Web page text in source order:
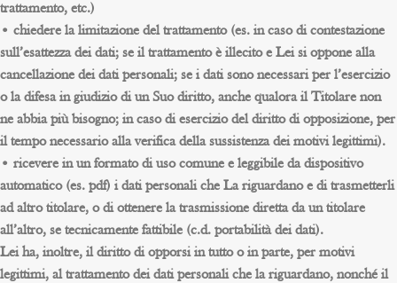
trattamento, etc.)
• chiedere la limitazione del trattamento (es. in caso di contestazione
sull’esattezza dei dati; se il trattamento è illecito e Lei si oppone alla
cancellazione dei dati personali; se i dati sono necessari per l’esercizio
o la difesa in giudizio di un Suo diritto, anche qualora il Titolare non
ne abbia più bisogno; in caso di esercizio del diritto di opposizione, per
il tempo necessario alla verifica della sussistenza dei motivi legittimi).
• ricevere in un formato di uso comune e leggibile da dispositivo
automatico (es. pdf) i dati personali che La riguardano e di trasmetterli
ad altro titolare, o di ottenere la trasmissione diretta da un titolare
all’altro, se tecnicamente fattibile (c.d. portabilità dei dati).
Lei ha, inoltre, il diritto di opporsi in tutto o in parte, per motivi
legittimi, al trattamento dei dati personali che la riguardano, nonché il